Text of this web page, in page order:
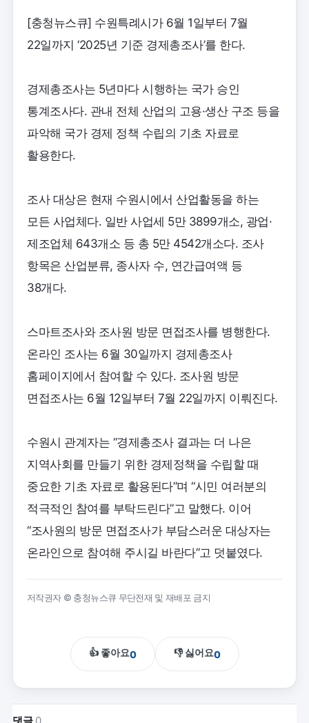
[충청뉴스큐] 수원특례시가 6월 1일부터 7월
22일까지 ‘2025년 기준 경제총조사’를 한다.
경제총조사는 5년마다 시행하는 국가 승인
통계조사다. 관내 전체 산업의 고용·생산 구조 등을
파악해 국가 경제 정책 수립의 기초 자료로
활용한다.
조사 대상은 현재 수원시에서 산업활동을 하는
모든 사업체다. 일반 사업세 5만 3899개소, 광업·
제조업체 643개소 등 총 5만 4542개소다. 조사
항목은 산업분류, 종사자 수, 연간급여액 등
38개다.
스마트조사와 조사원 방문 면접조사를 병행한다.
온라인 조사는 6월 30일까지 경제총조사
홈페이지에서 참여할 수 있다. 조사원 방문
면접조사는 6월 12일부터 7월 22일까지 이뤄진다.
수원시 관계자는 “경제총조사 결과는 더 나은
지역사회를 만들기 위한 경제정책을 수립할 때
중요한 기초 자료로 활용된다”며 “시민 여러분의
적극적인 참여를 부탁드린다”고 말했다. 이어
“조사원의 방문 면접조사가 부담스러운 대상자는
온라인으로 참여해 주시길 바란다”고 덧붙였다.
저작권자 © 충청뉴스큐 무단전재 및 재배포 금지
👍 좋아요0 👎 싫어요0
댓글 0